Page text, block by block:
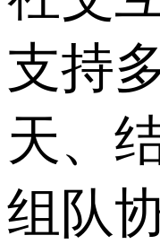
支持
天、
组队